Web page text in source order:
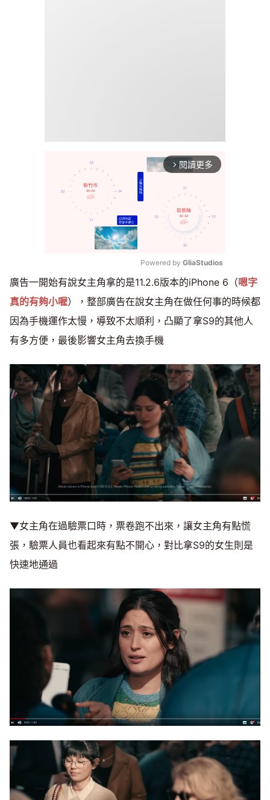
arrow_forward_ios 閱讀更多
Mute
Powered by GliaStudios
廣告一開始有說女主角拿的是11.2.6版本的iPhone 6（嗯字
真的有夠小喔），整部廣告在說女主角在做任何事的時候都
因為手機運作太慢，導致不太順利，凸顯了拿S9的其他人
有多方便，最後影響女主角去換手機
▼女主角在過驗票口時，票卷跑不出來，讓女主角有點慌
張，驗票人員也看起來有點不開心，對比拿S9的女生則是
快速地通過